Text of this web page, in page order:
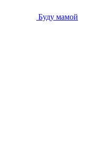
Буду мамой